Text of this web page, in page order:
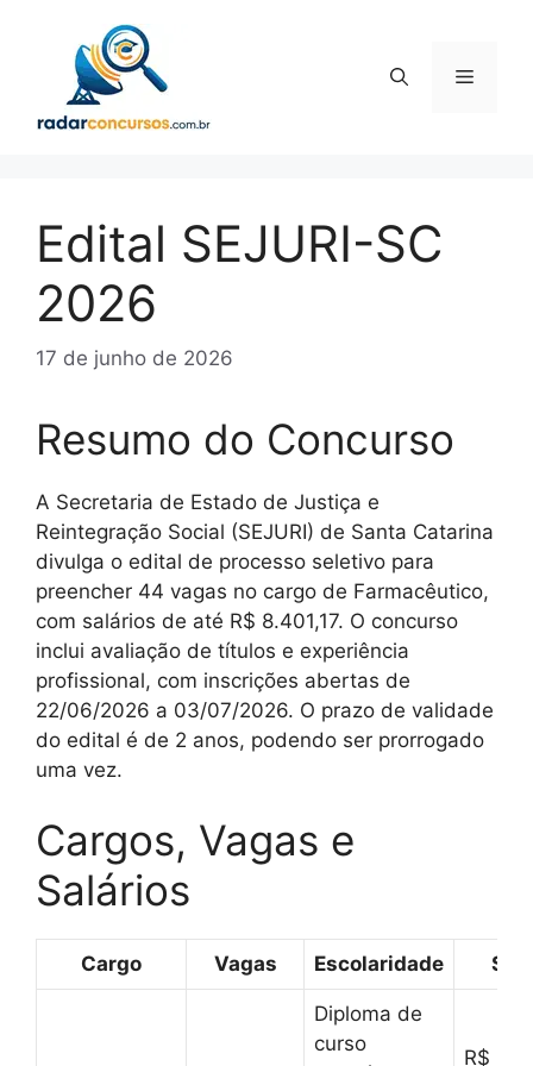
conteúdo
Menu
Edital SEJURI-SC
2026
17 de junho de 2026
Resumo do Concurso
A Secretaria de Estado de Justiça e
Reintegração Social (SEJURI) de Santa Catarina
divulga o edital de processo seletivo para
preencher 44 vagas no cargo de Farmacêutico,
com salários de até R$ 8.401,17. O concurso
inclui avaliação de títulos e experiência
profissional, com inscrições abertas de
22/06/2026 a 03/07/2026. O prazo de validade
do edital é de 2 anos, podendo ser prorrogado
uma vez.
Cargos, Vagas e
Salários
Cargo Vagas Escolaridade
Diploma de
curso
R$